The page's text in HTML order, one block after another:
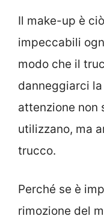
Il make-up è
impeccabili
modo che il
danneggiarci
attenzione non
utilizzano, ma
trucco.
Perché se è
rimozione del